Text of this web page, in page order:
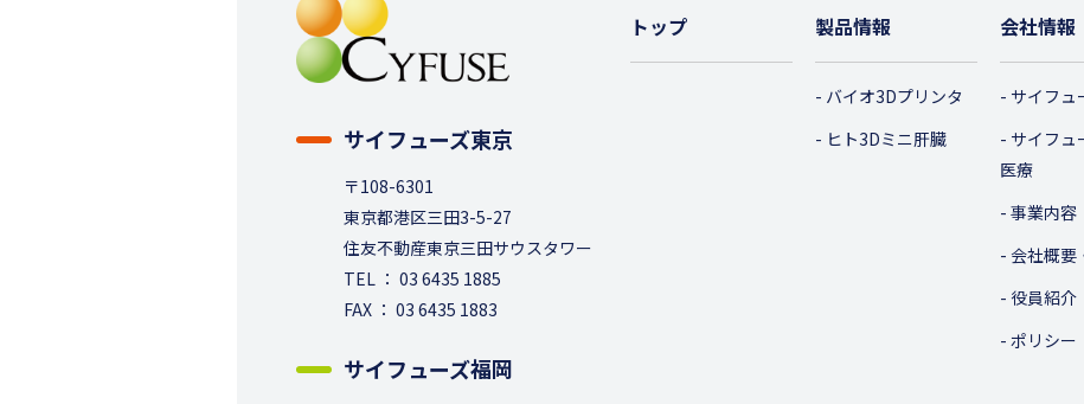
サイフューズ東京
〒108-6301
東京都港区三田3-5-27
住友不動産東京三田サウスタワー
TEL ： 03 6435 1885
FAX ： 03 6435 1883
サイフューズ福岡
トップ 製品情報
バイオ3Dプリンタ
ヒト3Dミニ肝臓
会社情報
サイフュ
サイフュ
医療
事業内容
会社概要
役員紹介
ポリシー